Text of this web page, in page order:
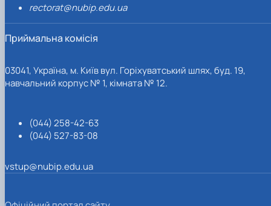
rectorat@nubip.edu.ua
Приймальна комісія
03041, Україна, м. Київ вул. Горіхуватський шлях, буд. 19,
навчальний корпус № 1, кімната № 12.
(044) 258-42-63
(044) 527-83-08
vstup@nubip.edu.ua